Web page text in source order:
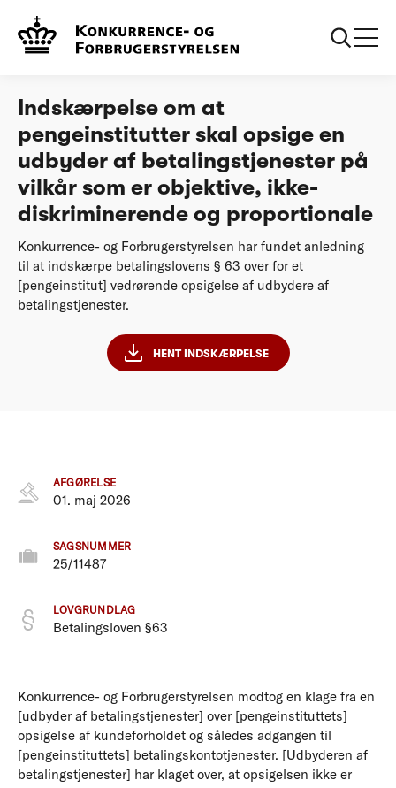
Afgørelser
en udbyder af betalingstjenester
Indskærpelse om at
pengeinstitutter skal opsige en
udbyder af betalingstjenester på
vilkår som er objektive, ikke-
diskriminerende og proportionale
Konkurrence- og Forbrugerstyrelsen har fundet anledning
til at indskærpe betalingslovens § 63 over for et
[pengeinstitut] vedrørende opsigelse af udbydere af
betalingstjenester.
HENT INDSKÆRPELSE
AFGØRELSE
01. maj 2026
SAGSNUMMER
25/11487
LOVGRUNDLAG
Betalingsloven §63
Konkurrence- og Forbrugerstyrelsen modtog en klage fra en
[udbyder af betalingstjenester] over [pengeinstituttets]
opsigelse af kundeforholdet og således adgangen til
[pengeinstituttets] betalingskontotjenester. [Udbyderen af
betalingstjenester] har klaget over, at opsigelsen ikke er